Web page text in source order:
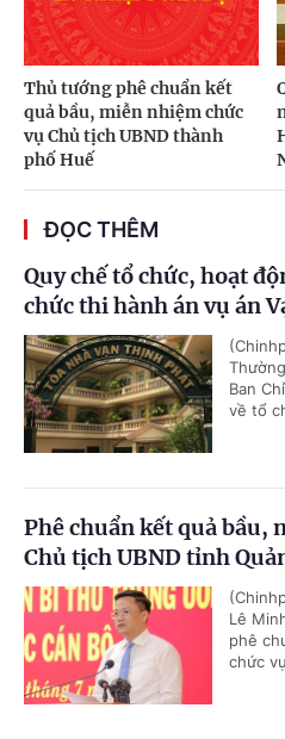
Thủ tướng phê chuẩn kết
quả bầu, miễn nhiệm chức
vụ Chủ tịch UBND thành
phố Huế
ĐỌC THÊM
Quy chế tổ chức, hoạt
chức thi hành án vụ án
Ban
về tổ
Phê chuẩn kết quả bầu,
Chủ tịch UBND tỉnh
Lê
phê
chức